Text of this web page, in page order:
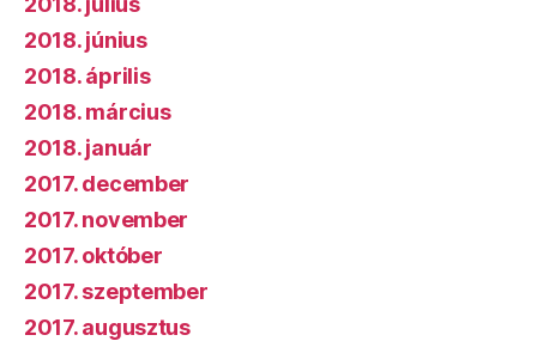
2018. június
2018. április
2018. március
2018. január
2017. december
2017. november
2017. október
2017. szeptember
2017. augusztus